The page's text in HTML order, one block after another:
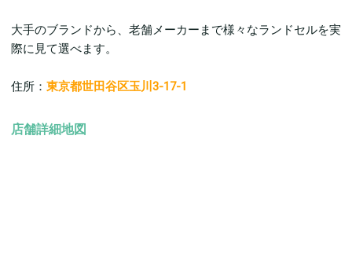
大手のブランドから、老舗メーカーまで様々なランドセルを実
際に見て選べます。
住所： 東京都世田谷区玉川3-17-1
店舗詳細地図